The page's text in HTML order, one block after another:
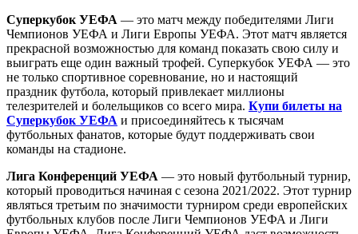
Суперкубок УЕФА — это матч между победителями Лиги
Чемпионов УЕФА и Лиги Европы УЕФА. Этот матч является
прекрасной возможностью для команд показать свою силу и
выиграть еще один важный трофей. Суперкубок УЕФА — это
не только спортивное соревнование, но и настоящий
праздник футбола, который привлекает миллионы
телезрителей и болельщиков со всего мира. Купи билеты на
Суперкубок УЕФА и присоединяйтесь к тысячам
футбольных фанатов, которые будут поддерживать свои
команды на стадионе.
Лига Конференций УЕФА — это новый футбольный турнир,
который проводиться начиная с сезона 2021/2022. Этот турнир
являться третьим по значимости турниром среди европейских
футбольных клубов после Лиги Чемпионов УЕФА и Лиги